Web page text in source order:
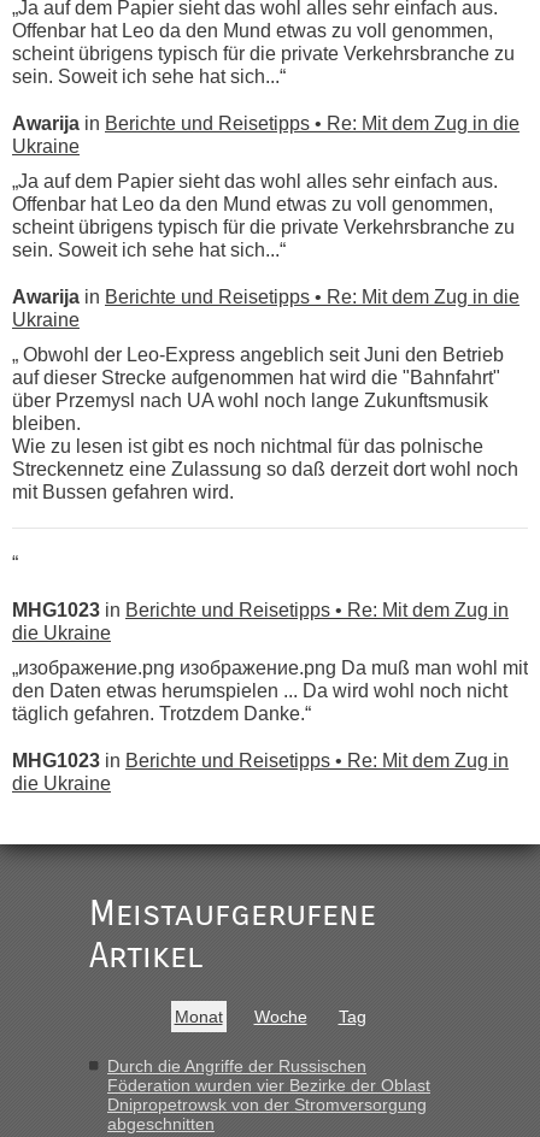
„Ja auf dem Papier sieht das wohl alles sehr einfach aus.
Offenbar hat Leo da den Mund etwas zu voll genommen,
scheint übrigens typisch für die private Verkehrsbranche zu
sein. Soweit ich sehe hat sich...“
Awarija in Berichte und Reisetipps • Re: Mit dem Zug in die
Ukraine
„Ja auf dem Papier sieht das wohl alles sehr einfach aus.
Offenbar hat Leo da den Mund etwas zu voll genommen,
scheint übrigens typisch für die private Verkehrsbranche zu
sein. Soweit ich sehe hat sich...“
Awarija in Berichte und Reisetipps • Re: Mit dem Zug in die
Ukraine
„ Obwohl der Leo-Express angeblich seit Juni den Betrieb
auf dieser Strecke aufgenommen hat wird die "Bahnfahrt"
über Przemysl nach UA wohl noch lange Zukunftsmusik
bleiben.
Wie zu lesen ist gibt es noch nichtmal für das polnische
Streckennetz eine Zulassung so daß derzeit dort wohl noch
mit Bussen gefahren wird.
“
MHG1023 in Berichte und Reisetipps • Re: Mit dem Zug in
die Ukraine
„изображение.png изображение.png Da muß man wohl mit
den Daten etwas herumspielen ... Da wird wohl noch nicht
täglich gefahren. Trotzdem Danke.“
MHG1023 in Berichte und Reisetipps • Re: Mit dem Zug in
die Ukraine
Ist korrekt, aber ich finde man hätte trotzdem im Text gleich
darauf hinweisen können.
War aber nicht "böse" gemeint ...
buchbar - warum auch immer ...
Hab´s versucht - bekomme aber immer angezeigt "auf dieser
Strecke fahren wir nicht"
Meistaufgerufene
Artikel
Monat Woche Tag
Durch die Angriffe der Russischen
Föderation wurden vier Bezirke der Oblast
Dnipropetrowsk von der Stromversorgung
abgeschnitten